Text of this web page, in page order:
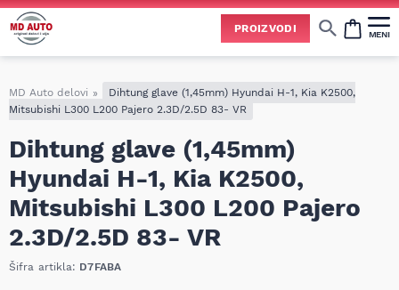
PROIZVODI MENI
MD Auto delovi »
Dihtung glave (1,45mm) Hyundai H-1, Kia K2500,
Mitsubishi L300 L200 Pajero 2.3D/2.5D 83- VR
Dihtung glave (1,45mm)
Hyundai H-1, Kia K2500,
Mitsubishi L300 L200 Pajero
2.3D/2.5D 83- VR
Šifra artikla: D7FABA